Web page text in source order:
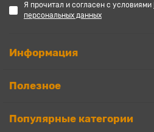
Я прочитал и согласен с условиями
персональных данных
Информация
Полезное
Популярные категории